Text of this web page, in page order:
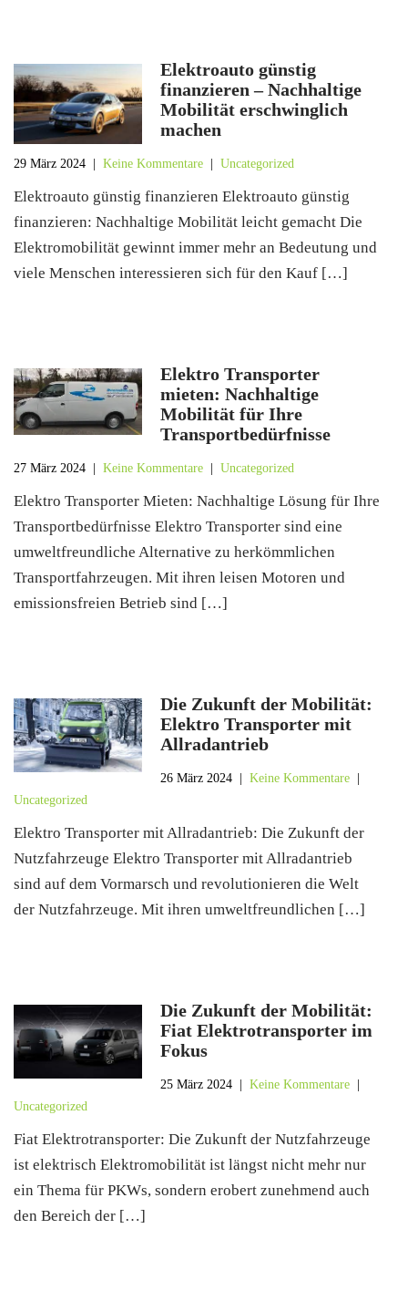
Elektroauto günstig
finanzieren – Nachhaltige
Mobilität erschwinglich
machen
29 März 2024 Keine Kommentare Uncategorized
Elektroauto günstig finanzieren Elektroauto günstig
finanzieren: Nachhaltige Mobilität leicht gemacht Die
Elektromobilität gewinnt immer mehr an Bedeutung und
viele Menschen interessieren sich für den Kauf […]
Elektro Transporter
mieten: Nachhaltige
Mobilität für Ihre
Transportbedürfnisse
27 März 2024 Keine Kommentare Uncategorized
Elektro Transporter Mieten: Nachhaltige Lösung für Ihre
Transportbedürfnisse Elektro Transporter sind eine
umweltfreundliche Alternative zu herkömmlichen
Transportfahrzeugen. Mit ihren leisen Motoren und
emissionsfreien Betrieb sind […]
Die Zukunft der Mobilität:
Elektro Transporter mit
Allradantrieb
26 März 2024 |Keine Kommentare
Uncategorized
Elektro Transporter mit Allradantrieb: Die Zukunft der
Nutzfahrzeuge Elektro Transporter mit Allradantrieb
sind auf dem Vormarsch und revolutionieren die Welt
der Nutzfahrzeuge. Mit ihren umweltfreundlichen […]
Die Zukunft der Mobilität:
Fiat Elektrotransporter im
Fokus
25 März 2024 |Keine Kommentare
Uncategorized
Fiat Elektrotransporter: Die Zukunft der Nutzfahrzeuge
ist elektrisch Elektromobilität ist längst nicht mehr nur
ein Thema für PKWs, sondern erobert zunehmend auch
den Bereich der […]